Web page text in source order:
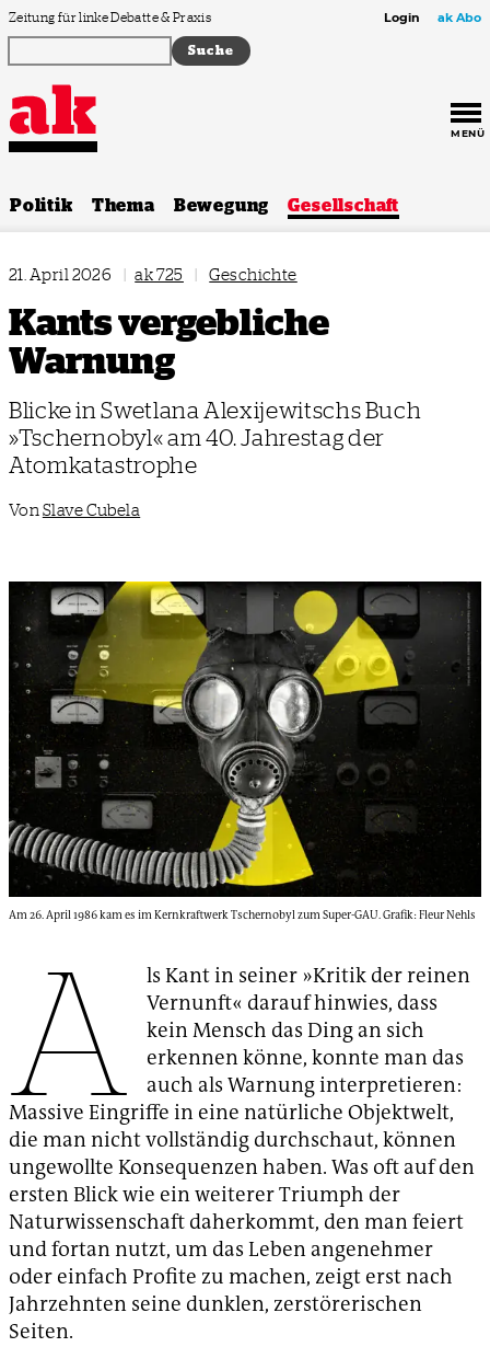
Zum Inhalt springen
Zeitung für linke Debatte & Praxis Login ak Abo
MENÜ
Politik Thema Bewegung Gesellschaft
21. April 2026 | ak 725 | Geschichte
Kants vergebliche
Warnung
Blicke in Swetlana Alexijewitschs Buch
»Tschernobyl«am 40. Jahrestag der
Atomkatastrophe
Von Slave Cubela
Am 26. April 1986 kam es im Kernkraftwerk Tschernobyl zum Super-GAU. Grafik: Fleur Nehls
A
ls Kant in seiner »Kritik der reinen
Vernunft« darauf hinwies, dass
kein Mensch das Ding an sich
erkennen könne, konnte man das
auch als Warnung interpretieren:
Massive Eingriffe in eine natürliche Objektwelt,
die man nicht vollständig durchschaut, können
ungewollte Konsequenzen haben. Was oft auf den
ersten Blick wie ein weiterer Triumph der
Naturwissenschaft daherkommt, den man feiert
und fortan nutzt, um das Leben angenehmer
oder einfach Profite zu machen, zeigt erst nach
Jahrzehnten seine dunklen, zerstörerischen
Seiten.